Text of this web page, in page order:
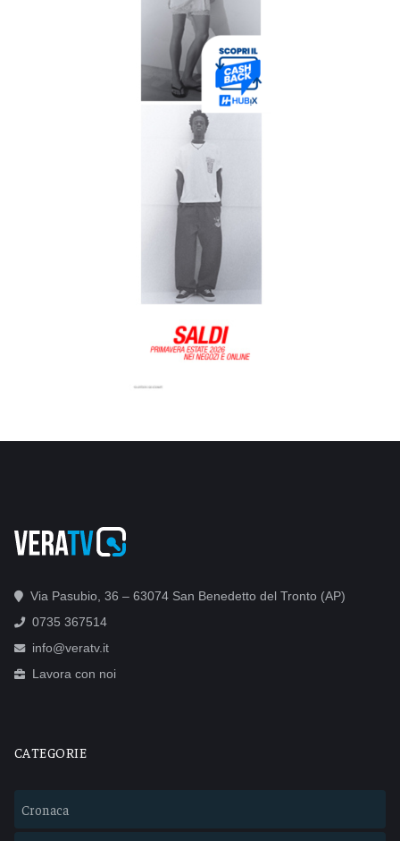
Via Pasubio, 36 – 63074 San Benedetto del Tronto (AP)
0735 367514
info@veratv.it
Lavora con noi
CATEGORIE
Cronaca